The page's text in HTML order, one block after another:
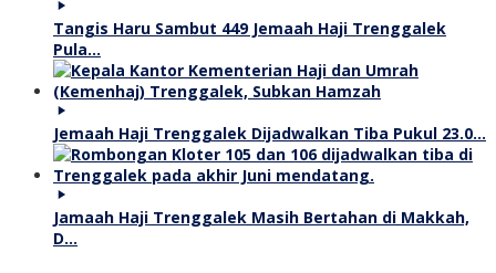
Tangis Haru Sambut 449 Jemaah Haji Trenggalek
Pula…
Jemaah Haji Trenggalek Dijadwalkan Tiba Pukul 23.0…
Jamaah Haji Trenggalek Masih Bertahan di Makkah,
D…